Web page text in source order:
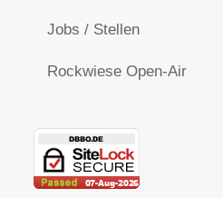
Jobs / Stellen
Rockwiese Open-Air